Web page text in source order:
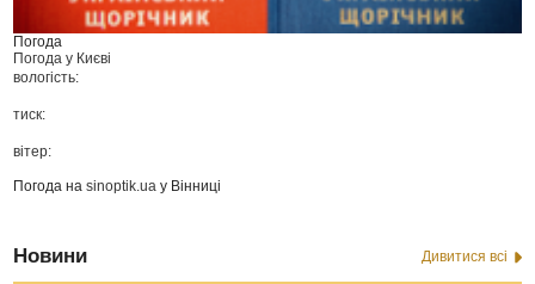
Погода
Погода у Києві
вологість:
тиск:
вітер:
Погода наsinoptik.ua у Вінниці
Новини Дивитися всі